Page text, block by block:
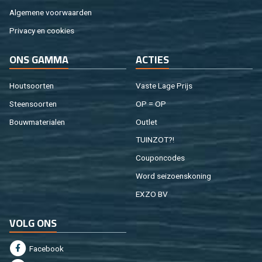
Al­ge­me­ne voor­waar­den
Pri­va­cy en coo­kies
ONS GAMMA
Hout­soor­ten
Steen­soor­ten
Bouw­ma­te­ri­a­len
AC­TIES
Vaste Lage Prijs
OP = OP
Out­let
TUIN­ZOT?!
Cou­pon­co­des
Word sei­zoens­ko­ning
EXZO BV
VOLG ONS
Fa­cebook